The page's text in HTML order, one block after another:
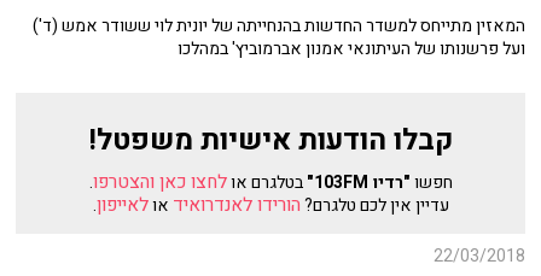
המאזין מתייחס למשדר החדשות בהנחייתה של יונית לוי ששודר אמש (ד')
ועל פרשנותו של העיתונאי אמנון אברמוביץ' במהלכו
קבלו הודעות אישיות משפטל!
חפשו"רדיו 103FM" בטלגרם אולחצו כאן והצטרפו.
עדיין אין לכם טלגרם?הורידו לאנדרואיד אולאייפון.
22/03/2018